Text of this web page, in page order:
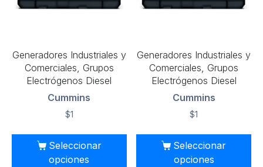
Generadores Industriales y
Comerciales, Grupos
Electrógenos Diesel
Cummins
$1
Seleccionar
opciones
Generadores Industriales y
Comerciales, Grupos
Electrógenos Diesel
Cummins
$1
Seleccionar
opciones